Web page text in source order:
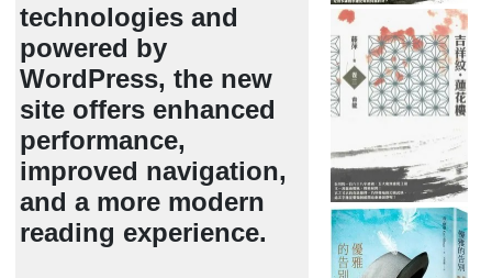
technologies and
powered by
WordPress, the new
site offers enhanced
performance,
improved navigation,
and a more modern
reading experience.